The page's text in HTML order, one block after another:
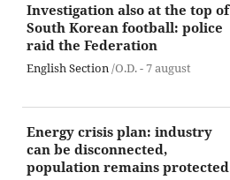
Investigation also at the top of
South Korean football: police
raid the Federation
English Section/O.D. -7 august
Energy crisis plan: industry
can be disconnected,
population remains protected